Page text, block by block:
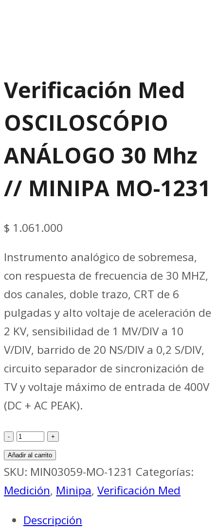
Verificación Med
OSCILOSCÓPIO
ANÁLOGO 30 Mhz
// MINIPA MO-1231
$ 1.061.000
Instrumento analógico de sobremesa,
con respuesta de frecuencia de 30 MHZ,
dos canales, doble trazo, CRT de 6
pulgadas y alto voltaje de aceleración de
2 KV, sensibilidad de 1 MV/DIV a 10
V/DIV, barrido de 20 NS/DIV a 0,2 S/DIV,
circuito separador de sincronización de
TV y voltaje máximo de entrada de 400V
(DC + AC PEAK).
Verificación
Med
OSCILOSCÓPIO
ANÁLOGO
Mhz
Añadir al carrito
SKU: MIN03059-MO-1231 Categorías:
Medición, Minipa, Verificación Med
Descripción